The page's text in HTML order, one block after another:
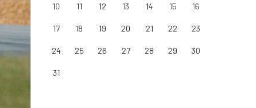
10 11 12 13 14 15 16
17 18 19 20 21 22 23
24 25 26 27 28 29 30
31